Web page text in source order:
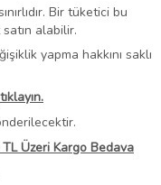
Bir tüketici bu
alabilir.
yapma hakkını saklı
tıklayın.
Üzeri Kargo Bedava